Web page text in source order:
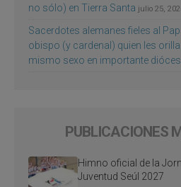
no sólo) en Tierra Santa julio 25,
Sacerdotes alemanes fieles al
obispo (y cardenal) quien les
mismo sexo en importante
PUBLICACIONES
Himno oficial de la
Juventud Seúl 2027